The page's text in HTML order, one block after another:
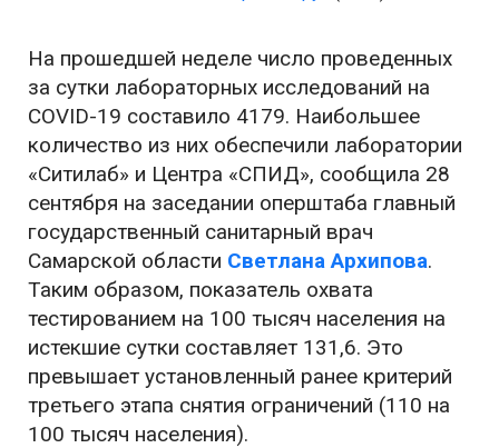
На прошедшей неделе число проведенных
за сутки лабораторных исследований на
COVID-19 составило 4179. Наибольшее
количество из них обеспечили лаборатории
«Ситилаб» и Центра «СПИД», сообщила 28
сентября на заседании оперштаба главный
государственный санитарный врач
Самарской области Светлана Архипова.
Таким образом, показатель охвата
тестированием на 100 тысяч населения на
истекшие сутки составляет 131,6. Это
превышает установленный ранее критерий
третьего этапа снятия ограничений (110 на
100 тысяч населения).